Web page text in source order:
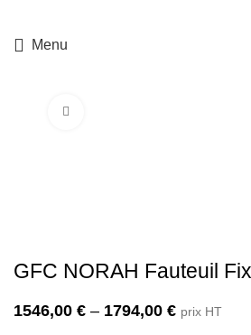
Menu
GFC NORAH Fauteuil
1546,00 € – 1794,00 € prix HT